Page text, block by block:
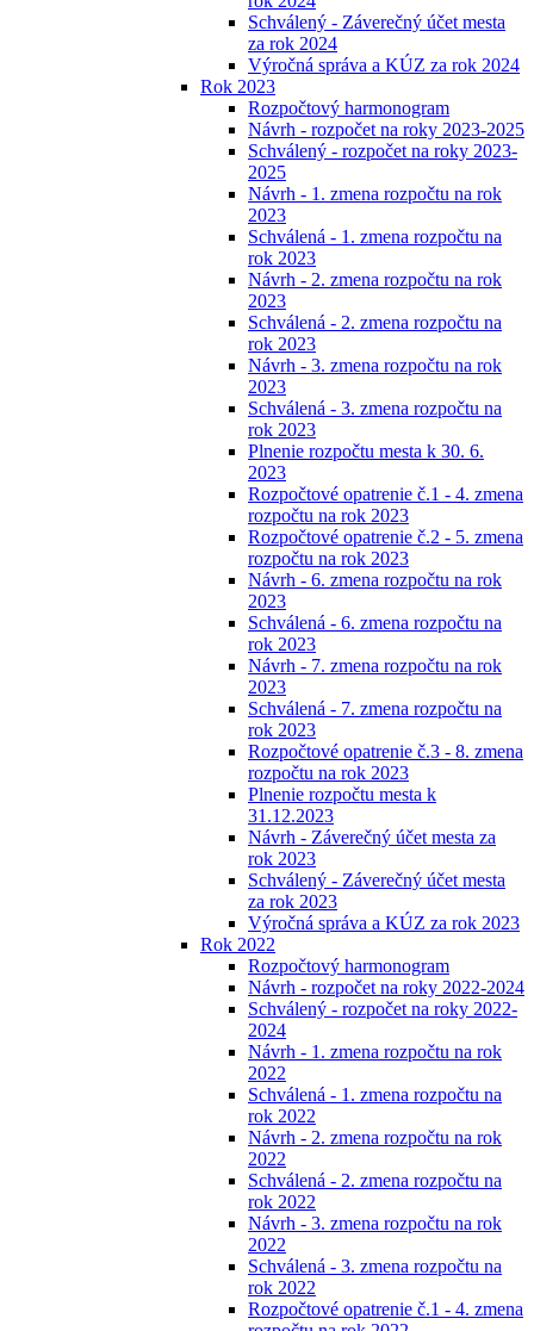
Schválený - Záverečný účet mesta
za rok 2024
Výročná správa a KÚZ za rok 2024
Rok 2023
Rozpočtový harmonogram
Návrh - rozpočet na roky 2023-2025
Schválený - rozpočet na roky 2023-
2025
Návrh - 1. zmena rozpočtu na rok
2023
Schválená - 1. zmena rozpočtu na
rok 2023
Návrh - 2. zmena rozpočtu na rok
2023
Schválená - 2. zmena rozpočtu na
rok 2023
Návrh - 3. zmena rozpočtu na rok
2023
Schválená - 3. zmena rozpočtu na
rok 2023
Plnenie rozpočtu mesta k 30. 6.
2023
Rozpočtové opatrenie č.1 - 4. zmena
rozpočtu na rok 2023
Rozpočtové opatrenie č.2 - 5. zmena
rozpočtu na rok 2023
Návrh - 6. zmena rozpočtu na rok
2023
Schválená - 6. zmena rozpočtu na
rok 2023
Návrh - 7. zmena rozpočtu na rok
2023
Schválená - 7. zmena rozpočtu na
rok 2023
Rozpočtové opatrenie č.3 - 8. zmena
rozpočtu na rok 2023
Plnenie rozpočtu mesta k
31.12.2023
Návrh - Záverečný účet mesta za
rok 2023
Schválený - Záverečný účet mesta
za rok 2023
Výročná správa a KÚZ za rok 2023
Rok 2022
Rozpočtový harmonogram
Návrh - rozpočet na roky 2022-2024
Schválený - rozpočet na roky 2022-
2024
Návrh - 1. zmena rozpočtu na rok
2022
Schválená - 1. zmena rozpočtu na
rok 2022
Návrh - 2. zmena rozpočtu na rok
2022
Schválená - 2. zmena rozpočtu na
rok 2022
Návrh - 3. zmena rozpočtu na rok
2022
Schválená - 3. zmena rozpočtu na
rok 2022
Rozpočtové opatrenie č.1 - 4. zmena